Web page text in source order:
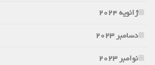
ژانویه 2024
دسامبر 2023
نوامبر 2023